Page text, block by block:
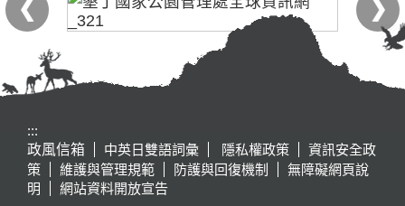
:::
政風信箱
中英日雙語詞彙 隱私權政策
資訊安全政
策
維護與管理規範 防護與回復機制
無障礙網頁說
明
網站資料開放宣告